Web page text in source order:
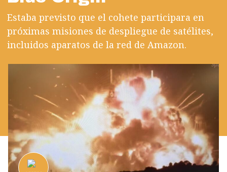
Estaba previsto que el cohete participara en
próximas misiones de despliegue de satélites,
incluidos aparatos de la red de Amazon.